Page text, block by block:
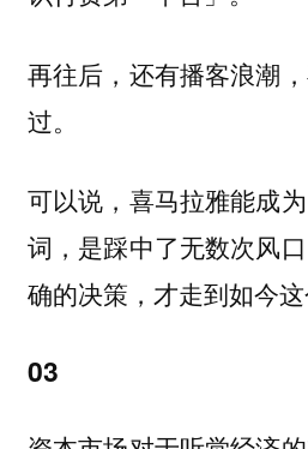
再往后，还有播客浪潮
过。
可以说，喜马拉雅能成
词，是踩中了无数次风
确的决策，才走到如今这
03